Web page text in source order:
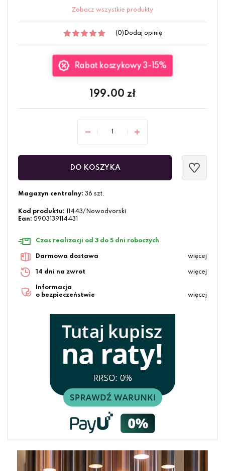
Zobacz wszystkie produkty
(0) Dodaj opinię
Rabat koszykowy 3-15%
199.00 zł
DO KOSZYKA
Magazyn centralny: 36 szt.
Kod produktu:
11443/Nowodvorski
Ean: 5903139114431
Czas realizacji od 3 do 5 dni roboczych
Darmowa dostawa więcej
14 dni na zwrot więcej
Informacja
o bezpieczeństwie
więcej